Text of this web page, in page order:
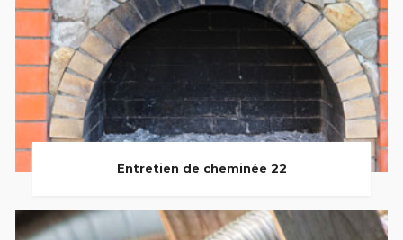
Entretien de cheminée 22